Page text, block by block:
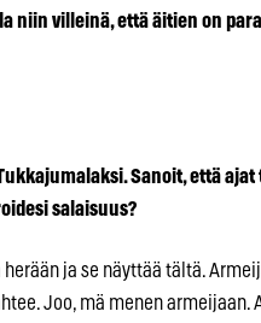
niin villeinä, että äitien on
Sanoit, että ajat
salaisuus?
herään ja se näyttää tältä.
Joo, mä menen armeijaan.